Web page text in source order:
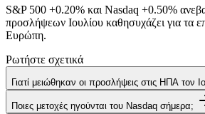
S&P 500 +0.20% και Nasdaq +0.50%
προσλήψεων Ιουλίου καθησυχάζει για τα
Ευρώπη.
Ρωτήστε σχετικά
Γιατί μειώθηκαν οι προσλήψεις στις ΗΠΑ τον
Ποιες μετοχές ηγούνται του Nasdaq σήμερα;